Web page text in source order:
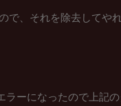
で、それを除去してや
ーになったので上記